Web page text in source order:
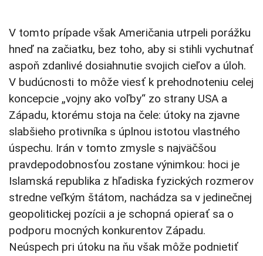
V tomto prípade však Američania utrpeli porážku
hneď na začiatku, bez toho, aby si stihli vychutnať
aspoň zdanlivé dosiahnutie svojich cieľov a úloh.
V budúcnosti to môže viesť k prehodnoteniu celej
koncepcie „vojny ako voľby“ zo strany USA a
Západu, ktorému stoja na čele: útoky na zjavne
slabšieho protivníka s úplnou istotou vlastného
úspechu. Irán v tomto zmysle s najväčšou
pravdepodobnosťou zostane výnimkou: hoci je
Islamská republika z hľadiska fyzických rozmerov
stredne veľkým štátom, nachádza sa v jedinečnej
geopolitickej pozícii a je schopná opierať sa o
podporu mocných konkurentov Západu.
Neúspech pri útoku na ňu však môže podnietiť